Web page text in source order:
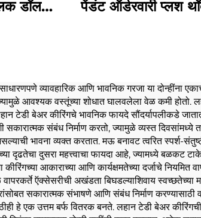
डॉल
पेंडंट ऑर्डरवारी प्लश
व्यावहारिक आणि भावनिक गरजा या दोन्हींना
आवश्यक वस्तूंच्या शोधात घालवलेला वेळ कमी होतो.
टेडी बेअर कीरिंगचे भावनिक फायदे सौंदर्यापलीकडे
संबंध निर्माण करतो, ज्यामुळे व्यस्त दिवसांमध्ये
भावना व्यक्त करतात. मऊ बनावट त्वरित स्पर्श-
दृढतेचा दुसरा महत्त्वाचा फायदा आहे, ज्यामध्ये बळकट टाके
कीरिंगच्या आकाराच्या आणि कार्यक्षमतेच्या दर्जाचे
ऍक्सेसरीची अखंडता बिघडल्याशिवाय
सकारात्मक संभाषणे आणि संबंध निर्माण करण्यासाठी
हे एक उत्तम बर्फ वितरक बनते. लहान टेडी बेअर